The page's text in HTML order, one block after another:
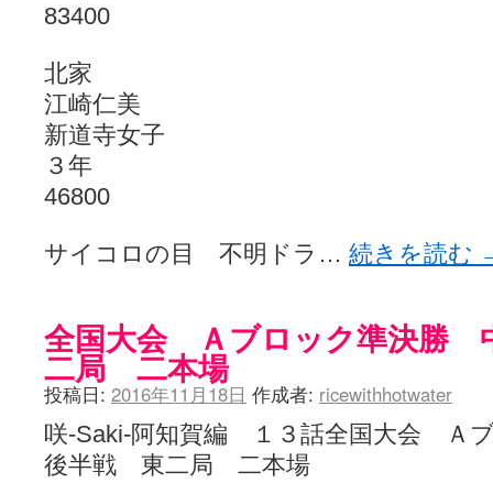
83400
北家
江崎仁美
新道寺女子
３年
46800
サイコロの目 不明ドラ… 続きを読む
全国大会 Ａブロック準決
二局 二本場
投稿日: 2016年11月18日 作成者: ricewithhotwater
咲-Saki-阿知賀編 １３話全国大会
後半戦 東二局 二本場